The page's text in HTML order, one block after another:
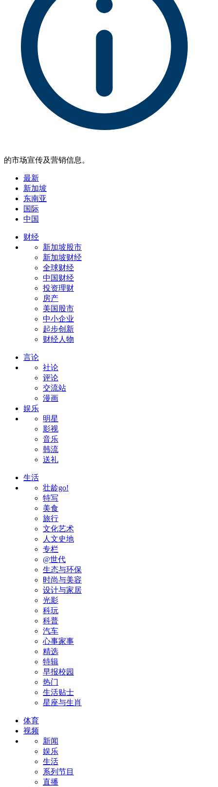
的市场宣传及营销信息。
最新
新加坡
东南亚
国际
中国
财经
新加坡股市
新加坡财经
全球财经
中国财经
投资理财
房产
美国股市
中小企业
起步创新
财经人物
言论
社论
评论
交流站
漫画
娱乐
明星
影视
音乐
韩流
送礼
生活
壮龄go!
特写
美食
旅行
文化艺术
人文史地
专栏
@世代
生态与环保
时尚与美容
设计与家居
光影
科玩
科普
汽车
心事家事
精选
特辑
早报校园
热门
生活贴士
星座与生肖
体育
视频
新闻
娱乐
生活
系列节目
直播